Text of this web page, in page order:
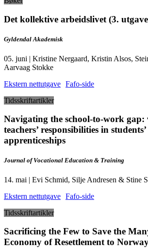
Det kollektive arbeidslivet (3.
Gyldendal Akademisk
05. juni | Kristine Nergaard, Kristin Alsos,
Aarvaag Stokke
Ekstern nettutgave Fafo-side
Tidsskriftartikler
Navigating the school-to-work gap:
teachers’ responsibilities in
apprenticeships
Journal of Vocational Education & Training
14. mai | Evi Schmid, Silje Andresen & Stine
Ekstern nettutgave Fafo-side
Tidsskriftartikler
Sacrificing the Few to Save the
Economy of Resettlement to